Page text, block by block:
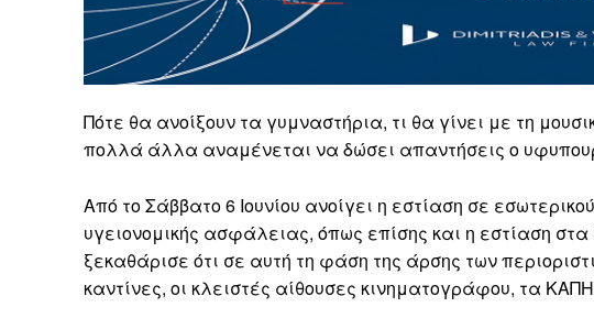
Πότε θα ανοίξουν τα γυμναστήρια, τι θα γίνει με τη
πολλά άλλα αναμένεται να δώσει απαντήσεις ο
Από το Σάββατο 6 Ιουνίου ανοίγει η εστίαση σε
υγειονομικής ασφάλειας, όπως επίσης και η εστίαση
ξεκαθάρισε ότι σε αυτή τη φάση της άρσης των
καντίνες, οι κλειστές αίθουσες κινηματογράφου, τα